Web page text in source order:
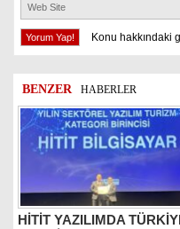
Konu hakkındaki
BENZER HABERLER
HİTİT YAZILIMDA